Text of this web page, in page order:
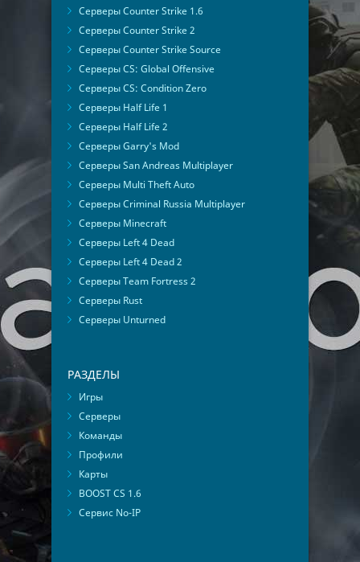
Серверы Counter Strike 1.6
Серверы Counter Strike 2
Серверы Counter Strike Source
Серверы CS: Global Offensive
Серверы CS: Condition Zero
Серверы Half Life 1
Серверы Half Life 2
Серверы Garry's Mod
Серверы San Andreas Multiplayer
Серверы Multi Theft Auto
Серверы Criminal Russia Multiplayer
Серверы Minecraft
Серверы Left 4 Dead
Серверы Left 4 Dead 2
Серверы Team Fortress 2
Серверы Rust
Серверы Unturned
РАЗДЕЛЫ
Игры
Серверы
Команды
Профили
Карты
BOOST CS 1.6
Сервис No-IP